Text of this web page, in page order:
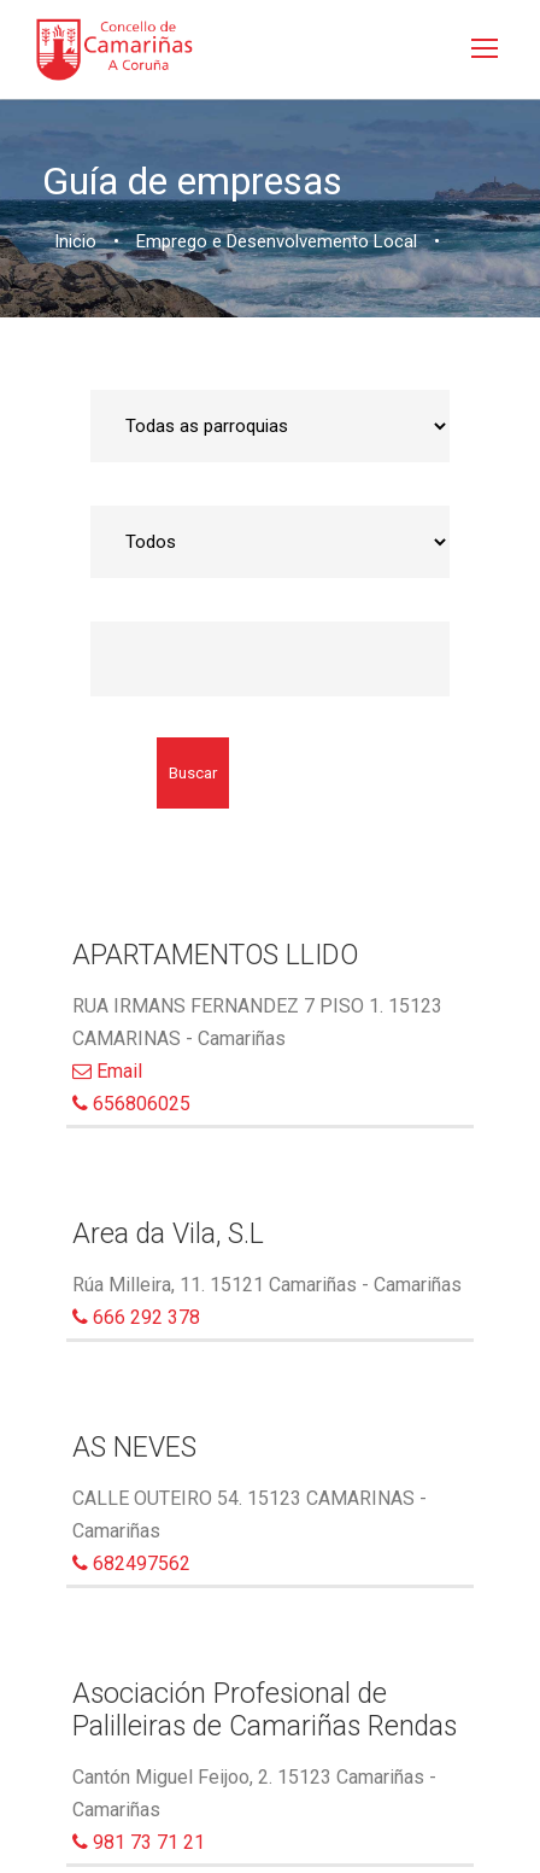
Guía de empresas
Inicio • Emprego e Desenvolvemento Local •
Buscar
APARTAMENTOS LLIDO
RUA IRMANS FERNANDEZ 7 PISO 1. 15123
CAMARINAS - Camariñas
Email
656806025
Area da Vila, S.L
Rúa Milleira, 11. 15121 Camariñas - Camariñas
666 292 378
AS NEVES
CALLE OUTEIRO 54. 15123 CAMARINAS -
Camariñas
682497562
Asociación Profesional de
Palilleiras de Camariñas Rendas
Cantón Miguel Feijoo, 2. 15123 Camariñas -
Camariñas
981 73 71 21